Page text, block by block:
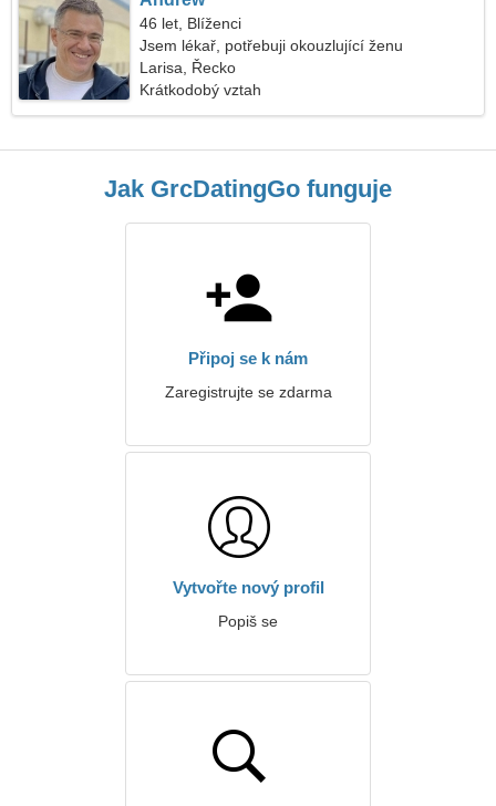
46 let, Blíženci
Jsem lékař, potřebuji okouzlující ženu
Larisa, Řecko
Krátkodobý vztah
Jak GrcDatingGo funguje
Připoj se k nám
Zaregistrujte se zdarma
Vytvořte nový profil
Popiš se